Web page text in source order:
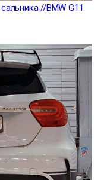
//BMW G11